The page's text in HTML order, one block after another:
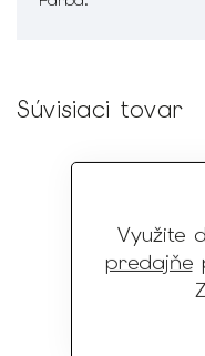
Využite
predajňe
Súvisiaci tovar